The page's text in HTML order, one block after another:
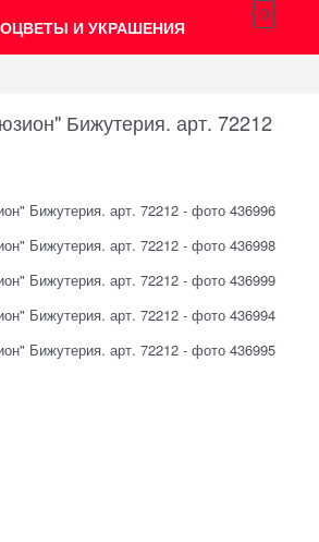
И УКРАШЕНИЯ
0
Бижутерия. арт. 72212